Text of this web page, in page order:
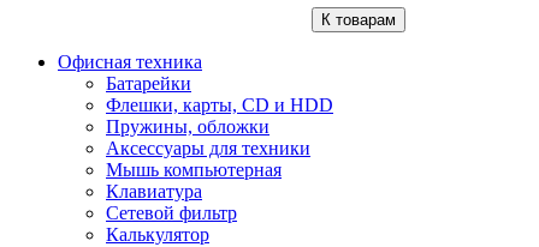
К товарам
Офисная техника
Батарейки
Флешки, карты, CD и HDD
Пружины, обложки
Аксессуары для техники
Мышь компьютерная
Клавиатура
Сетевой фильтр
Калькулятор